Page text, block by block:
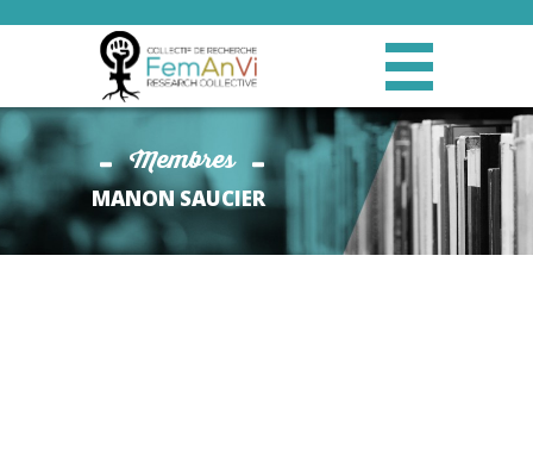
MANON SAUCIER
Membres